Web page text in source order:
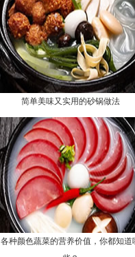
简单美味又实用的砂锅做法
各种颜色蔬菜的营养价值，你都知道